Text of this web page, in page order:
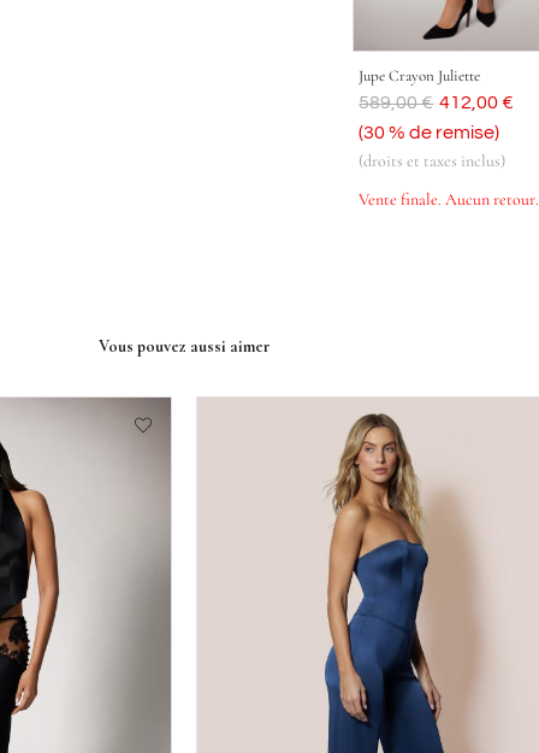
Jupe Crayon Juliette
Était
589,00 € Aujourd'hui
412,00 €
(30 % de remise)
(droits et taxes inclus)
Vente finale. Aucun retour.
Vous pouvez aussi aimer